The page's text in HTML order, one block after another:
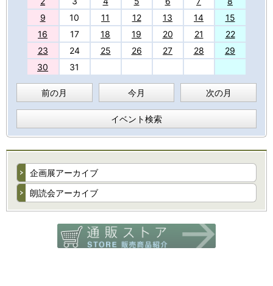
9
10 11 12 13 14
15
16
17 18 19 20 21
22
23
24 25 26 27 28
29
30
31
前の月 今月 次の月
イベント検索
企画展アーカイブ
朗読会アーカイブ